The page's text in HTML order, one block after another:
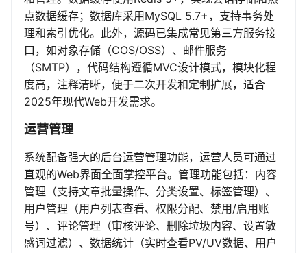
点数据缓存；数据库采用MySQL 5.7+，支持事务处
理和索引优化。此外，源码已集成常见第三方服务接
口，如对象存储（COS/OSS）、邮件服务
（SMTP），代码结构遵循MVC设计模式，模块化程
度高，注释清晰，便于二次开发和定制扩展，适合
2025年现代Web开发需求。
运营管理
系统配备强大的后台运营管理功能，运营人员可通过
直观的Web界面全面掌控平台。管理功能包括：内容
管理（支持文章批量操作、分类设置、标签管理）、
用户管理（用户列表查看、权限分配、禁用/启用账
号）、评论管理（审核评论、删除垃圾内容、设置敏
感词过滤）、数据统计（实时查看PV/UV数据、用户